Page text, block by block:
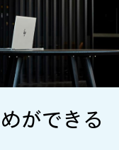
ができる